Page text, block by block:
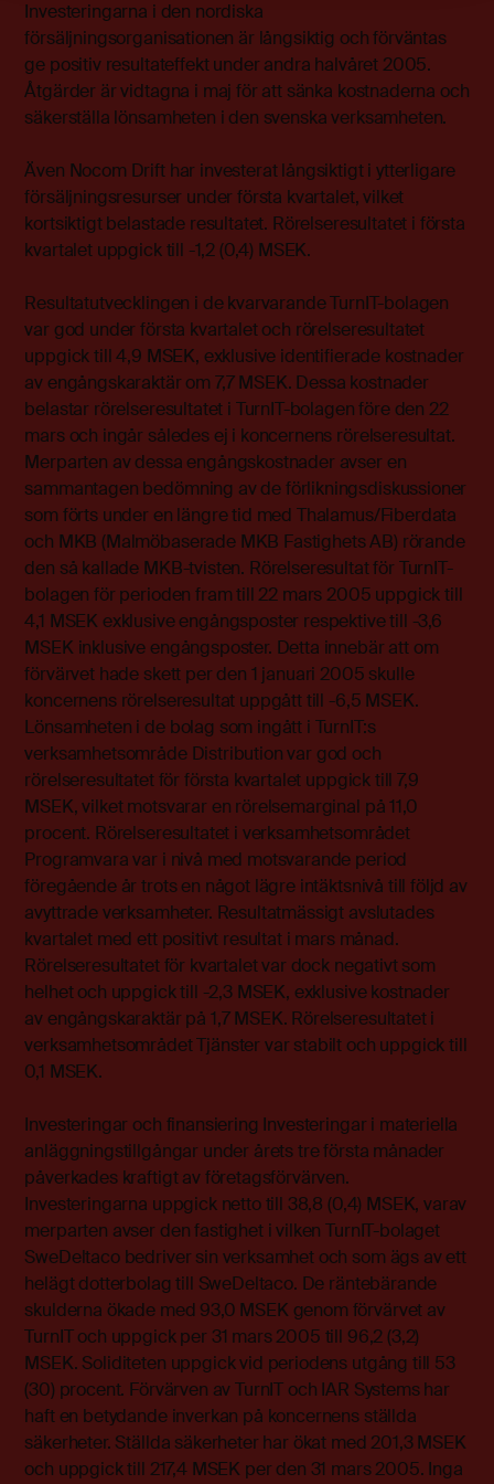
Investeringarna i den nordiska
försäljningsorganisationen är långsiktig och förväntas
ge positiv resultateffekt under andra halvåret 2005.
Åtgärder är vidtagna i maj för att sänka kostnaderna och
säkerställa lönsamheten i den svenska verksamheten.
Även Nocom Drift har investerat långsiktigt i ytterligare
försäljningsresurser under första kvartalet, vilket
kortsiktigt belastade resultatet. Rörelseresultatet i första
kvartalet uppgick till -1,2 (0,4) MSEK.
Resultatutvecklingen i de kvarvarande TurnIT-bolagen
var god under första kvartalet och rörelseresultatet
uppgick till 4,9 MSEK, exklusive identifierade kostnader
av engångskaraktär om 7,7 MSEK. Dessa kostnader
belastar rörelseresultatet i TurnIT-bolagen före den 22
mars och ingår således ej i koncernens rörelseresultat.
Merparten av dessa engångskostnader avser en
sammantagen bedömning av de förlikningsdiskussioner
som förts under en längre tid med Thalamus/Fiberdata
och MKB (Malmöbaserade MKB Fastighets AB) rörande
den så kallade MKB-tvisten. Rörelseresultat för TurnIT-
bolagen för perioden fram till 22 mars 2005 uppgick till
4,1 MSEK exklusive engångsposter respektive till -3,6
MSEK inklusive engångsposter. Detta innebär att om
förvärvet hade skett per den 1 januari 2005 skulle
koncernens rörelseresultat uppgått till -6,5 MSEK.
Lönsamheten i de bolag som ingått i TurnIT:s
verksamhetsområde Distribution var god och
rörelseresultatet för första kvartalet uppgick till 7,9
MSEK, vilket motsvarar en rörelsemarginal på 11,0
procent. Rörelseresultatet i verksamhetsområdet
Programvara var i nivå med motsvarande period
föregående år trots en något lägre intäktsnivå till följd av
avyttrade verksamheter. Resultatmässigt avslutades
kvartalet med ett positivt resultat i mars månad.
Rörelseresultatet för kvartalet var dock negativt som
helhet och uppgick till -2,3 MSEK, exklusive kostnader
av engångskaraktär på 1,7 MSEK. Rörelseresultatet i
verksamhetsområdet Tjänster var stabilt och uppgick till
0,1 MSEK.
Investeringar och finansiering Investeringar i materiella
anläggningstillgångar under årets tre första månader
påverkades kraftigt av företagsförvärven.
Investeringarna uppgick netto till 38,8 (0,4) MSEK, varav
merparten avser den fastighet i vilken TurnIT-bolaget
SweDeltaco bedriver sin verksamhet och som ägs av ett
helägt dotterbolag till SweDeltaco. De räntebärande
skulderna ökade med 93,0 MSEK genom förvärvet av
TurnIT och uppgick per 31 mars 2005 till 96,2 (3,2)
MSEK. Soliditeten uppgick vid periodens utgång till 53
(30) procent. Förvärven av TurnIT och IAR Systems har
haft en betydande inverkan på koncernens ställda
säkerheter. Ställda säkerheter har ökat med 201,3 MSEK
och uppgick till 217,4 MSEK per den 31 mars 2005. Inga